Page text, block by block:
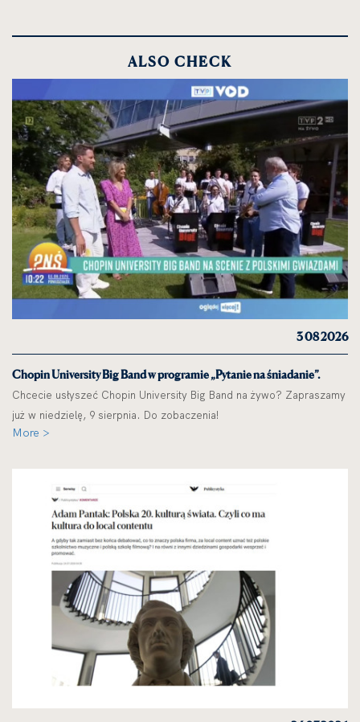
ALSO CHECK
3 08 2026
Chopin University Big Band w programie „Pytanie na śniadanie”.
Chcecie usłyszeć Chopin University Big Band na żywo? Zapraszamy
już w niedzielę, 9 sierpnia. Do zobaczenia!
More >